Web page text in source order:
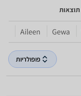
Gewa
Aileen
פופולריות